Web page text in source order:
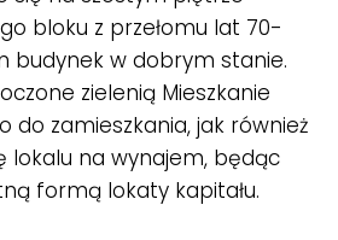
bloku z przełomu lat 70-
budynek w dobrym stanie.
zielenią Mieszkanie
do zamieszkania, jak również
lokalu na wynajem, będąc
formą lokaty kapitału.